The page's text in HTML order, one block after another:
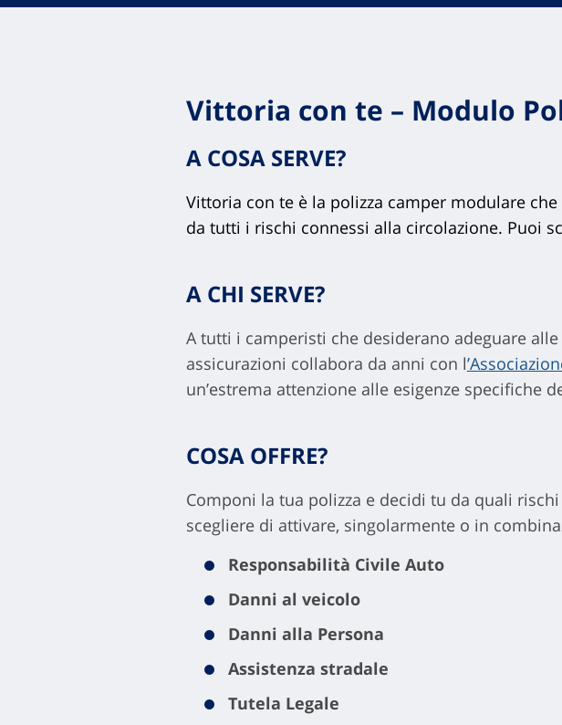
Vittoria con te – Modulo
A COSA SERVE?
Vittoria con te è la polizza camper modulare
da tutti i rischi connessi alla circolazione. Puoi
A CHI SERVE?
A tutti i camperisti che desiderano adeguare
assicurazioni collabora da anni con l
un’estrema attenzione alle esigenze specifiche
COSA OFFRE?
Componi la tua polizza e decidi tu da quali
scegliere di attivare, singolarmente o in
Responsabilità Civile Auto
Danni al veicolo
Danni alla Persona
Assistenza stradale
Tutela Legale